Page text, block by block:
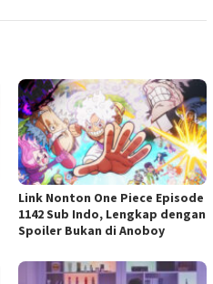
Link Nonton One Piece Episode
1142 Sub Indo, Lengkap dengan
Spoiler Bukan di Anoboy